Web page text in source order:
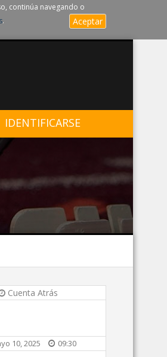
continúa navegando o
. Aceptar
IDENTIFICARSE
Cuenta Atrás
10, 2025 09:30